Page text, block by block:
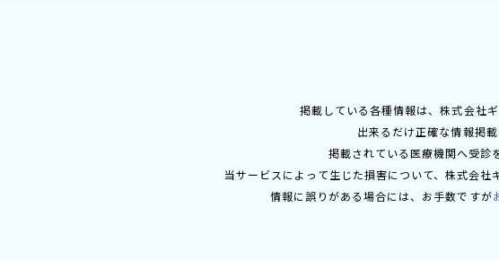
掲載している各種情報は、株式会社
出来るだけ正確な情報掲
掲載されている医療機関へ受診
当サービスによって生じた損害について、株式会社
情報に誤りがある場合には、お手数ですが